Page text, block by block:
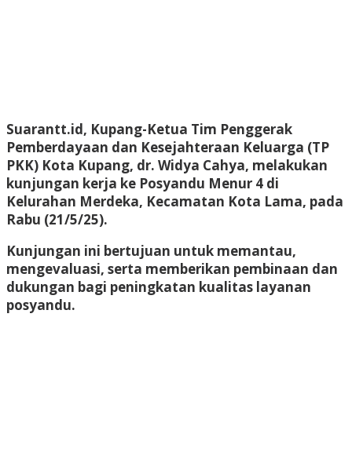
Suarantt.id, Kupang-Ketua Tim Penggerak
Pemberdayaan dan Kesejahteraan Keluarga (TP
PKK) Kota Kupang, dr. Widya Cahya, melakukan
kunjungan kerja ke Posyandu Menur 4 di
Kelurahan Merdeka, Kecamatan Kota Lama, pada
Rabu (21/5/25).
Kunjungan ini bertujuan untuk memantau,
mengevaluasi, serta memberikan pembinaan dan
dukungan bagi peningkatan kualitas layanan
posyandu.